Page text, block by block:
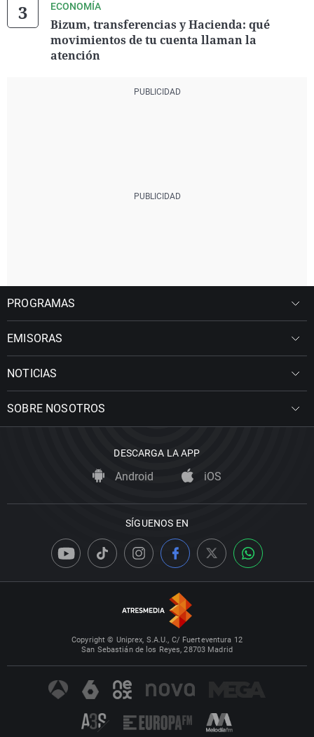
ECONOMÍA
Bizum, transferencias y Hacienda: qué
movimientos de tu cuenta llaman la
atención
PROGRAMAS
EMISORAS
NOTICIAS
SOBRE NOSOTROS
DESCARGA LA APP
Android iOS
SÍGUENOS EN
Copyright © Uniprex, S.A.U., C/ Fuerteventura 12
San Sebastián de los Reyes, 28703 Madrid